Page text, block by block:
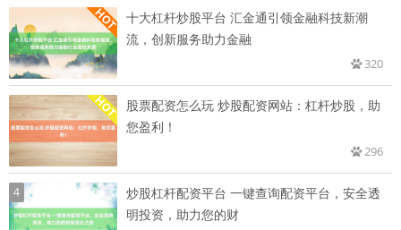
十大杠杆炒股平台 汇金通引领金融科技新潮
流，创新服务助力金融
320
股票配资怎么玩 炒股配资网站：杠杆炒股，助
您盈利！
296
4
炒股杠杆配资平台 一键查询配资平台，安全透
明投资，助力您的财